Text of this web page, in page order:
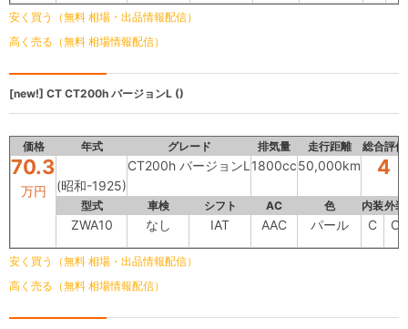
安く買う（無料 相場・出品情報配信）
高く売る（無料 相場情報配信）
[new!] CT CT200h バージョンL ()
価格 年式 グレード 排気量 走行距離 総合評価
70.3
万円 (昭和-1925)
CT200h バージョンL 1800cc50,000km 4
型式 車検 シフト AC 色 内装外装
ZWA10 なし IAT AAC パール C C
安く買う（無料 相場・出品情報配信）
高く売る（無料 相場情報配信）